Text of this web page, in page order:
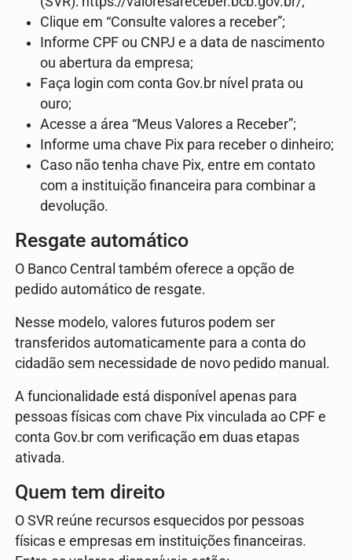
Clique em “Consulte valores a receber”;
Informe CPF ou CNPJ e a data de nascimento
ou abertura da empresa;
Faça login com conta Gov.br nível prata ou
ouro;
Acesse a área “Meus Valores a Receber”;
Informe uma chave Pix para receber o dinheiro;
Caso não tenha chave Pix, entre em contato
com a instituição financeira para combinar a
devolução.
Resgate automático
O Banco Central também oferece a opção de
pedido automático de resgate.
Nesse modelo, valores futuros podem ser
transferidos automaticamente para a conta do
cidadão sem necessidade de novo pedido manual.
A funcionalidade está disponível apenas para
pessoas físicas com chave Pix vinculada ao CPF e
conta Gov.br com verificação em duas etapas
ativada.
Quem tem direito
O SVR reúne recursos esquecidos por pessoas
físicas e empresas em instituições financeiras.